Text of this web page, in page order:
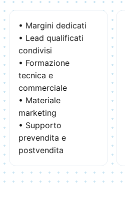
• Margini dedicati
• Lead qualificati
condivisi
• Formazione
tecnica e
commerciale
• Materiale
marketing
• Supporto
prevendita e
postvendita